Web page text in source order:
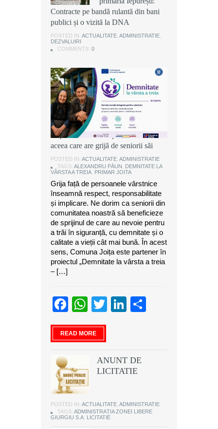
Contracte pe bandă rulantă din bani
publici și o vizită la DNA
POSTED IN: ACTUALITATE ADMINISTRATIE
DEZVALUIRI
COMMENTS: 0
Contracte pe bandă rulantă din bani
publici și o vizită la DNA
POSTED IN: ACTUALITATE ADMINISTRATIE
DEZVALUIRI
COMMENTS: 0
Contracte pe bandă rulantă din bani
publici și o vizită la DNA
POSTED IN: ACTUALITATE ADMINISTRATIE
DEZVALUIRI
COMMENTS: 0
Alexandru Păun, primarul comunei
Joița: O comunitate puternică este
aceea care are grijă de seniorii săi
POSTED IN: ACTUALITATE ADMINISTRATIE
TAGS: ALEXANDRU PĂUN
DEMNITATE LA
VÂRSTA A TREIA PRIMAR JOITA
Grija față de persoanele vârstnice
înseamnă respect, responsabilitate
și implicare. Ne dorim ca seniorii din
comunitatea noastră să beneficieze
de sprijinul de care au nevoie pentru
a trăi în siguranță, cu demnitate și o
calitate a vieții cât mai bună. În acest
sens, Comuna Joița este partener în
proiectul „Demnitate la vârsta a treia
– […]
Facebook
WhatsApp
TwitterLinkedIn
READ MORE
ANUNT DE
LICITATIE
POSTED IN: ACTUALITATE ADMINISTRATIE
TAGS: ADMINISTRAȚIA ZONEI LIBERE
GIURGIU S.A LICITATIE